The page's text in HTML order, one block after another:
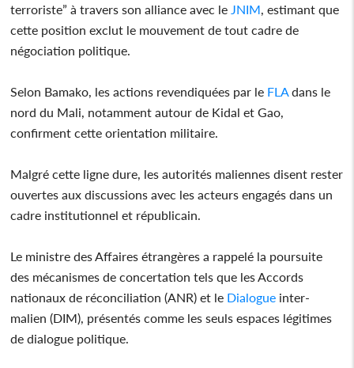
terroriste” à travers son alliance avec le JNIM , estimant que
cette position exclut le mouvement de tout cadre de
négociation politique.
Selon Bamako, les actions revendiquées par le FLA dans le
nord du Mali, notamment autour de Kidal et Gao,
confirment cette orientation militaire.
Malgré cette ligne dure, les autorités maliennes disent rester
ouvertes aux discussions avec les acteurs engagés dans un
cadre institutionnel et républicain.
Le ministre des Affaires étrangères a rappelé la poursuite
des mécanismes de concertation tels que les Accords
nationaux de réconciliation (ANR) et le Dialogue inter-
malien (DIM), présentés comme les seuls espaces légitimes
de dialogue politique.